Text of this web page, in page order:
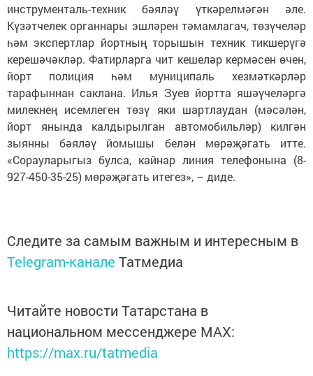
инструменталь-техник бәяләү үткәрелмәгән әле.
Күзәтчелек органнары эшләрен тәмамлагач, төзүчеләр
һәм экспертлар йортның торышын техник тикшерүгә
керешәчәкләр. Фатирларга чит кешеләр кермәсен өчен,
йорт полиция һәм муниципаль хезмәткәрләр
тарафыннан саклана. Илья Зуев йортта яшәүчеләргә
милекнең исемлеген төзү яки шартлаудан (мәсәлән,
йорт янында калдырылган автомобильләр) килгән
зыянны бәяләү йомышы белән мөрәҗәгать итте.
«Сорауларыгыз булса, кайнар линия телефонына (8-
927-450-35-25) мөрәҗәгать итегез», – диде.
Следите за самым важным и интересным в
Telegram-канале Татмедиа
Читайте новости Татарстана в
национальном мессенджере MАХ:
https://max.ru/tatmedia